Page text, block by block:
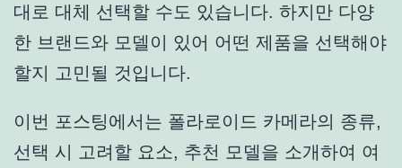
대로 대체 선택할 수도 있습니다. 하지만 다양
한 브랜드와 모델이 있어 어떤 제품을 선택해야
할지 고민될 것입니다.
이번 포스팅에서는 폴라로이드 카메라의 종류,
선택 시 고려할 요소, 추천 모델을 소개하여 여